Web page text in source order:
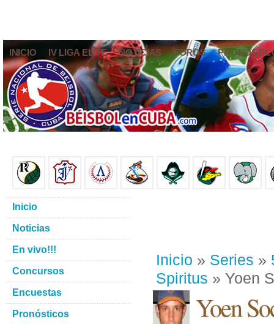
INICIO IV LIGA ELITE NOTICIAS FOROS
Inicio » Series »
Spiritus » Yoen
Yoen
Inicio
Noticias
En vivo!!!
Concursos
Encuestas
Pronósticos